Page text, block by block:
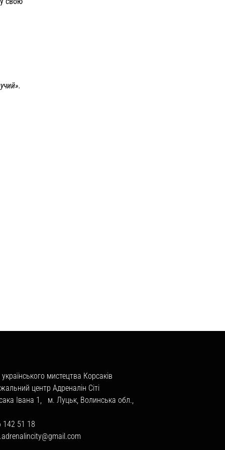
мистецтва Корсаків
центр Адреналін Сіті
Івана 1, м. Луцьк, Волинська обл.,
142 51 18